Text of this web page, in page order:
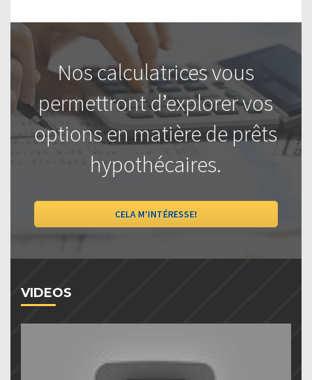
Nos calculatrices vous
permettront d’explorer vos
options en matière de prêts
hypothécaires.
CELA M’INTÉRESSE!
VIDEOS